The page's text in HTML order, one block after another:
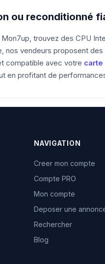
ou reconditionné
trouvez des CPU
nos vendeurs proposent
compatible avec votre carte
en profitant de
NAVIGATION
Creer mon compte
Compte PRO
Mon compte
Deposer une
Rechercher
Blog